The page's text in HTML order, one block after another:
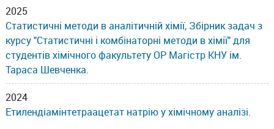
2025
Статистичні методи в аналітичній хімії, Збірник задач з
курсу "Статистичні і комбінаторні методи в хімії" для
студентів хімічного факультету ОР Магістр КНУ ім.
Тараса Шевченка.
2024
Етилендіамінтетраацетат натрію у хімічному аналізі.